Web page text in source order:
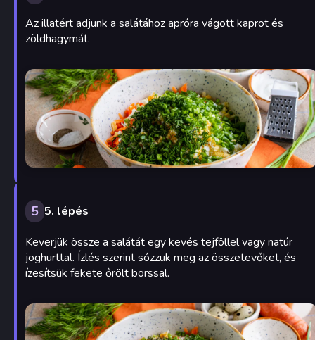
Az illatért adjunk a salátához apróra vágott kaprot és
zöldhagymát.
5 5. lépés
Keverjük össze a salátát egy kevés tejföllel vagy natúr
joghurttal. Ízlés szerint sózzuk meg az összetevőket, és
ízesítsük fekete őrölt borssal.